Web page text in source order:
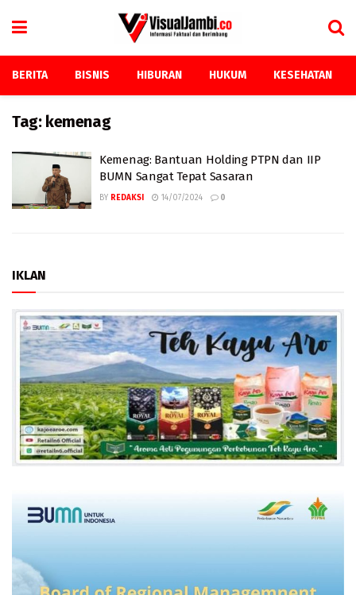
BERITA BISNIS HIBURAN HUKUM KESEHATAN
Tag: kemenag
Kemenag: Bantuan Holding PTPN dan IIP
BUMN Sangat Tepat Sasaran
BY REDAKSI 14/07/2024 0
IKLAN